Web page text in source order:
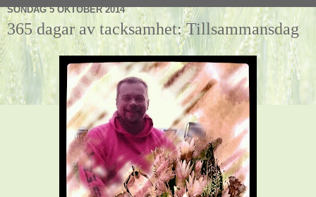
SÖNDAG 5 OKTOBER 2014
365 dagar av tacksamhet: Tillsammansdag